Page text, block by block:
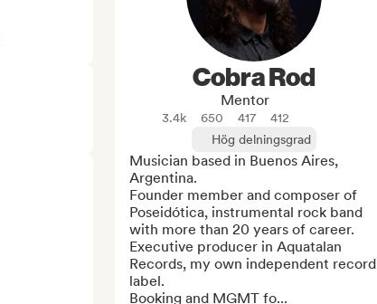
Cobra Rod
Mentor
3.4k 650 417
412
Hög delningsgrad
Musician based in Buenos Aires,
Argentina.
Founder member and composer of
Poseidótica, instrumental rock band
with more than 20 years of career.
Executive producer in Aquatalan
Records, my own independent record
label.
Booking and MGMT fo...